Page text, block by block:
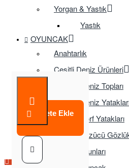
Yorgan & Yastık
Yastık
OYUNCAK
Anahtarlık
Çeşitli Deniz Ürünleri
Deniz Topları
Deniz
Sörf Yatakları
Yüzücü
Çocuk Oyunları
Sepete Ekle
Çok Satılan Ürün